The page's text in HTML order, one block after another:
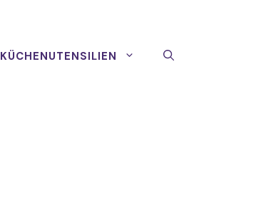
KÜCHENUTENSILIEN